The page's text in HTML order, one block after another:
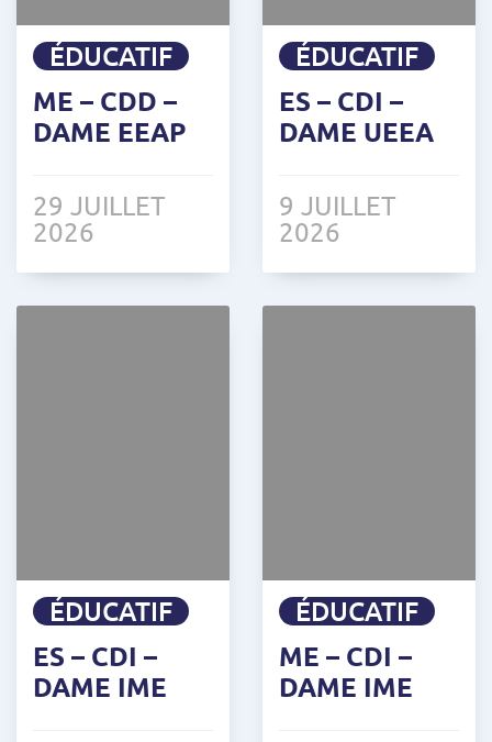
ÉDUCATIF
ME – CDD –
DAME EEAP
29 JUILLET
2026
ÉDUCATIF
ES – CDI –
DAME UEEA
9 JUILLET
2026
ÉDUCATIF
ES – CDI –
DAME IME
ÉDUCATIF
ME – CDI –
DAME IME